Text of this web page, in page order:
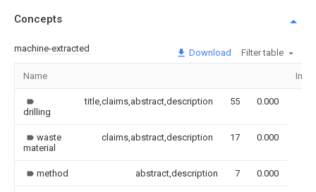
Concepts
machine-extracted Download Filter table
Name
drilling
title,claims,abstract,description 55 0.000
waste
material
claims,abstract,description 17 0.000
method abstract,description 7 0.000